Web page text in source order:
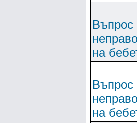
Въпрос
на
Въпрос
на